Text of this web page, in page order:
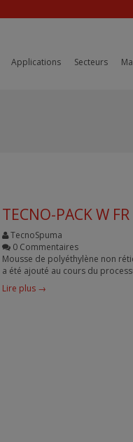
Applications Secteurs
TECNO-PACK W FR
TecnoSpuma
0 Commentaires
Mousse de polyéthylène non
a été ajouté au cours du
Lire plus →